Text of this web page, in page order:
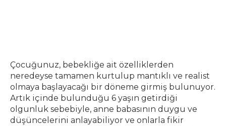
Çocuğunuz, bebekliğe ait özelliklerden
neredeyse tamamen kurtulup mantıklı ve realist
olmaya başlayacağı bir döneme girmiş bulunuyor.
Artık içinde bulunduğu 6 yaşın getirdiği
olgunluk sebebiyle, anne babasının duygu ve
düşüncelerini anlayabiliyor ve onlarla fikir